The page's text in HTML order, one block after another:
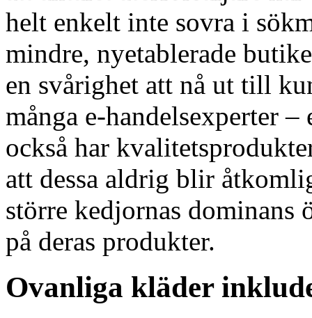
helt enkelt inte sovra i
mindre, nyetablerade
en svårighet att nå ut till
många e-handelsexperter
också har
att dessa aldrig blir
större kedjornas dominans
på deras produkter.
Ovanliga kläder